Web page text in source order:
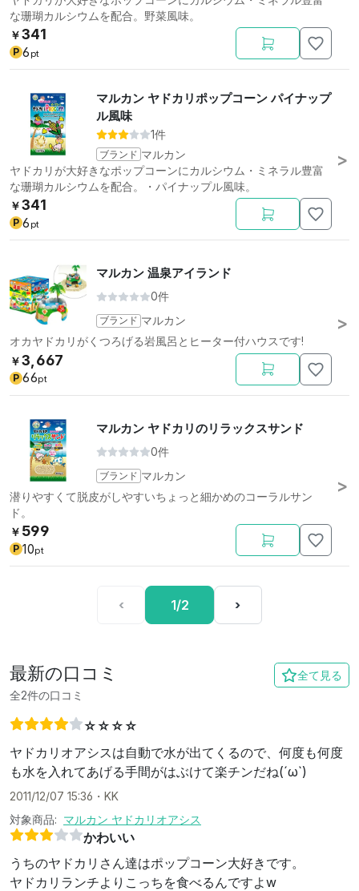
な珊瑚カルシウムを配合。野菜風味。
￥341
P 6 pt
マルカン ヤドカリポップコーン パイナップ
ル風味
1件
ブランド マルカン
ヤドカリが大好きなポップコーンにカルシウム・ミネラル豊富
な珊瑚カルシウムを配合。・パイナップル風味。
￥341
P 6 pt
マルカン 温泉アイランド
0件
ブランド マルカン
オカヤドカリがくつろげる岩風呂とヒーター付ハウスです!
￥3,667
P 66pt
マルカン ヤドカリのリラックスサンド
0件
ブランド マルカン
潜りやすくて脱皮がしやすいちょっと細かめのコーラルサン
ド。
￥ 599
P 10pt
‹ 1/2 ›
最新の口コミ
全2件の口コミ
全て見る
☆☆☆☆
ヤドカリオアシスは自動で水が出てくるので、何度も何度
も水を入れてあげる手間がはぶけて楽チンだね(´ω`)
2011/12/07 15:36 ・ KK
対象商品: マルカン ヤドカリオアシス
かわいい
うちのヤドカリさん達はポップコーン大好きです。
ヤドカリランチよりこっちを食べるんですよw